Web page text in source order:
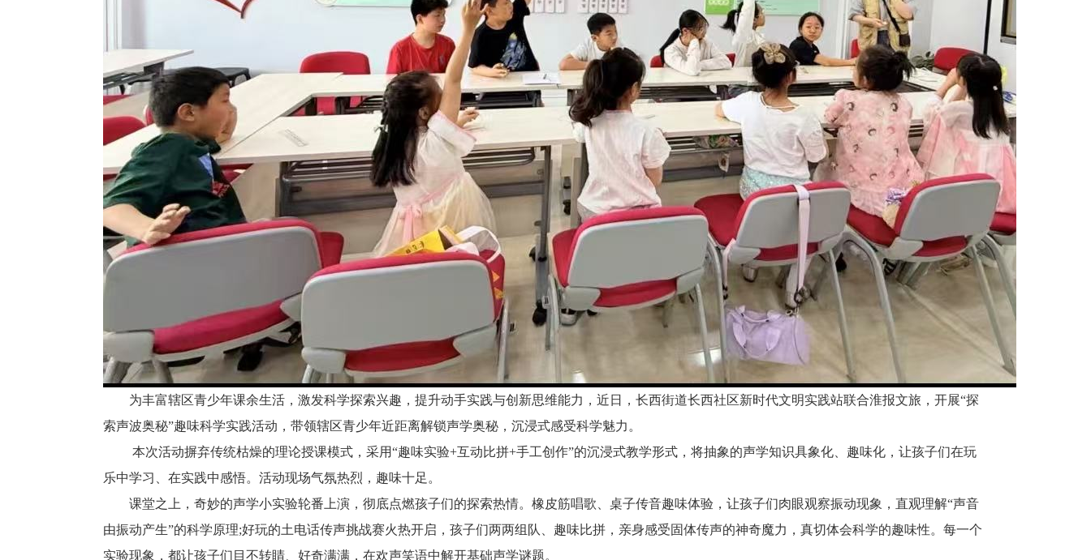
为丰富辖区青少年课余生活，激发科学探索兴趣，提升动手实践与创新思维能力，近日，长西街道长西社区新时代文明实践站联合淮报文旅，开展“探
索声波奥秘”趣味科学实践活动，带领辖区青少年近距离解锁声学奥秘，沉浸式感受科学魅力。
本次活动摒弃传统枯燥的理论授课模式，采用“趣味实验+互动比拼+手工创作”的沉浸式教学形式，将抽象的声学知识具象化、趣味化，让孩子们在玩
乐中学习、在实践中感悟。活动现场气氛热烈，趣味十足。
课堂之上，奇妙的声学小实验轮番上演，彻底点燃孩子们的探索热情。橡皮筋唱歌、桌子传音趣味体验，让孩子们肉眼观察振动现象，直观理解“声音
由振动产生”的科学原理;好玩的土电话传声挑战赛火热开启，孩子们两两组队、趣味比拼，亲身感受固体传声的神奇魔力，真切体会科学的趣味性。每一个
实验现象，都让孩子们目不转睛、好奇满满，在欢声笑语中解开基础声学谜题。